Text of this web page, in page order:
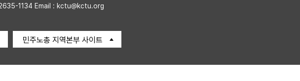
1134 Email : kctu@kctu.org
민주노총 지역본부 사이트